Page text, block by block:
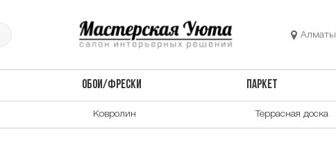
Алматы
ОБОИ/ФРЕСКИ ПАРКЕТ
Ковролин Террасная доска